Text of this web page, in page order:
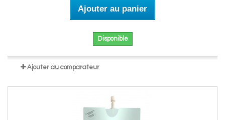
Ajouter au panier
Disponible
Ajouter au comparateur